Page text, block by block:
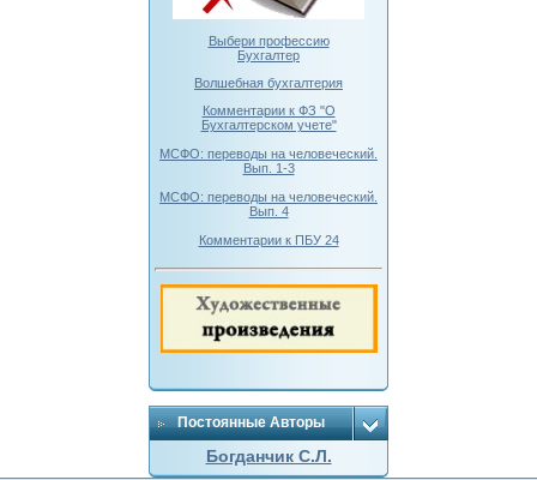
Выбери профессию
Бухгалтер
Волшебная бухгалтерия
Комментарии к ФЗ "О
Бухгалтерском учете"
МСФО: переводы на человеческий.
Вып. 1-3
МСФО: переводы на человеческий.
Вып. 4
Комментарии к ПБУ 24
Постоянные Авторы
Богданчик С.Л.